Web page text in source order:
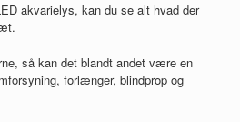
akvarielys, kan du se alt hvad der
så kan det blandt andet være en
forlænger, blindprop og